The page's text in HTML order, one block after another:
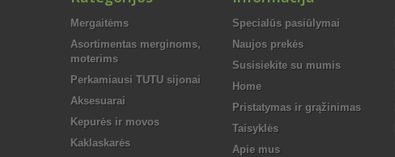
Mergaitėms
Asortimentas merginoms,
moterims
Perkamiausi TUTU sijonai
Aksesuarai
Kepurės ir movos
Kaklaskarės
Specialūs pasiūlymai
Naujos prekės
Susisiekite su mumis
Home
Pristatymas ir grąžinimas
Taisyklės
Apie mus